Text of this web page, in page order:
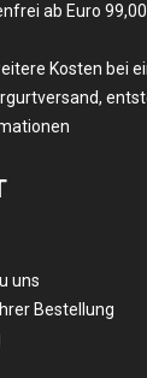
ab Euro
Kosten bei
uns
Bestellung